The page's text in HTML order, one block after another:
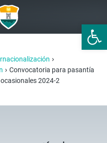
Abrir
›
› Convocatoria para pasantía
2024-2